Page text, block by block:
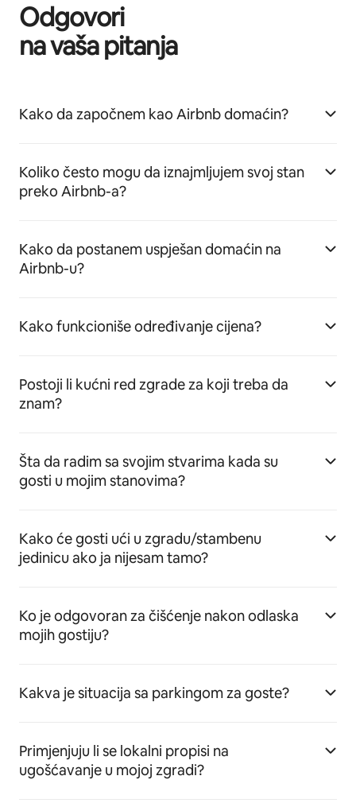
Odgovori
na vaša pitanja
Kako da započnem kao Airbnb domaćin?
Koliko često mogu da iznajmljujem svoj stan
preko Airbnb-a?
Kako da postanem uspješan domaćin na
Airbnb-u?
Kako funkcioniše određivanje cijena?
Postoji li kućni red zgrade za koji treba da
znam?
Šta da radim sa svojim stvarima kada su
gosti u mojim stanovima?
Kako će gosti ući u zgradu/stambenu
jedinicu ako ja nijesam tamo?
Ko je odgovoran za čišćenje nakon odlaska
mojih gostiju?
Kakva je situacija sa parkingom za goste?
Primjenjuju li se lokalni propisi na
ugošćavanje u mojoj zgradi?